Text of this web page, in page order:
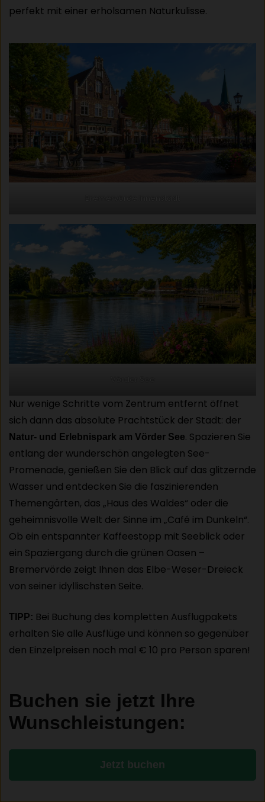
perfekt mit einer erholsamen Naturkulisse.
Nur wenige Schritte vom Zentrum entfernt öffnet
sich dann das absolute Prachtstück der Stadt: der
Natur- und Erlebnispark am Vörder See. Spazieren Sie
entlang der wunderschön angelegten See-
Promenade, genießen Sie den Blick auf das glitzernde
Wasser und entdecken Sie die faszinierenden
Themengärten, das „Haus des Waldes“ oder die
geheimnisvolle Welt der Sinne im „Café im Dunkeln“.
Ob ein entspannter Kaffeestopp mit Seeblick oder
ein Spaziergang durch die grünen Oasen –
Bremervörde zeigt Ihnen das Elbe-Weser-Dreieck
von seiner idyllischsten Seite.
TIPP: Bei Buchung des kompletten Ausflugpakets
erhalten Sie alle Ausflüge und können so gegenüber
den Einzelpreisen noch mal € 10 pro Person sparen!
Buchen sie jetzt Ihre
Wunschleistungen:
Jetzt buchen